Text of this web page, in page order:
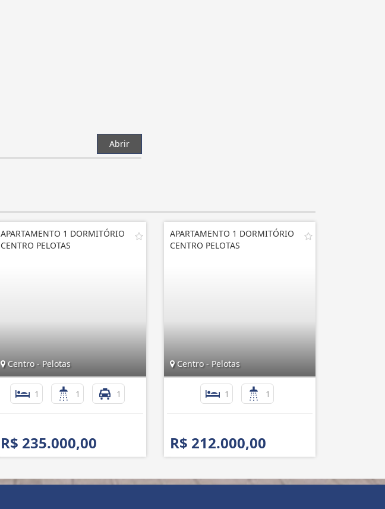
Abrir
APARTAMENTO 1 DORMITÓRIO
CENTRO PELOTAS
Centro - Pelotas
1 1 1
R$ 235.000,00
APARTAMENTO 1 DORMITÓRIO
CENTRO PELOTAS
Centro - Pelotas
1 1
R$ 212.000,00